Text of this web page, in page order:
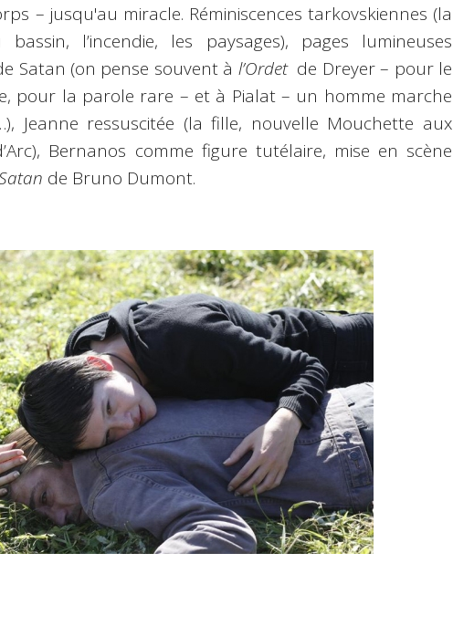
– jusqu'au miracle. Réminiscences tarkovskiennes (la
l’incendie, les paysages), pages lumineuses
Satan (on pense souvent à l’Ordet de Dreyer – pour le
pour la parole rare – et à Pialat – un homme marche
Jeanne ressuscitée (la fille, nouvelle Mouchette aux
Bernanos comme figure tutélaire, mise en scène
de Bruno Dumont.